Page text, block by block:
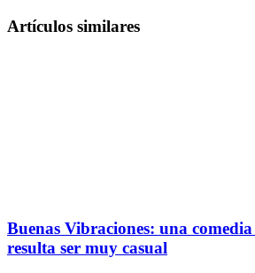
Artículos similares
Buenas Vibraciones: una
resulta ser muy casual